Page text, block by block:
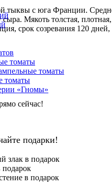
томаты
томаты
томаты
«Гномы»
тыквы с юга Франции.
Мякоть толстая,
срок созревания 120
сейчас!
подарки!
злак в подарок
подарок
в подарок